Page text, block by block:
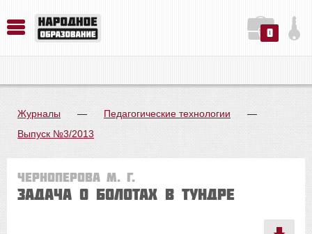
0
Журналы — Педагогические технологии
—
Выпуск №3/2013
Черноперова М. Г.
Задача о болотах в тундре